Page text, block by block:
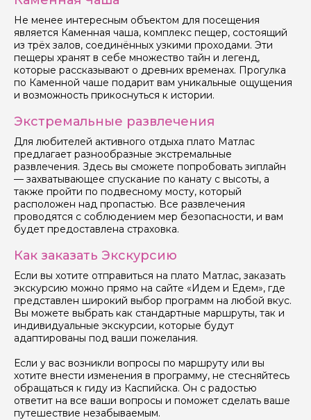
Не менее интересным объектом для посещения
является Каменная чаша, комплекс пещер, состоящий
из трёх залов, соединённых узкими проходами. Эти
пещеры хранят в себе множество тайн и легенд,
которые рассказывают о древних временах. Прогулка
по Каменной чаше подарит вам уникальные ощущения
и возможность прикоснуться к истории.
Экстремальные развлечения
Для любителей активного отдыха плато Матлас
предлагает разнообразные экстремальные
развлечения. Здесь вы сможете попробовать зиплайн
— захватывающее спускание по канату с высоты, а
также пройти по подвесному мосту, который
расположен над пропастью. Все развлечения
проводятся с соблюдением мер безопасности, и вам
будет предоставлена страховка.
Как заказать Экскурсию
Если вы хотите отправиться на плато Матлас, заказать
экскурсию можно прямо на сайте «Идем и Едем», где
представлен широкий выбор программ на любой вкус.
Вы можете выбрать как стандартные маршруты, так и
индивидуальные экскурсии, которые будут
адаптированы под ваши пожелания.
Если у вас возникли вопросы по маршруту или вы
хотите внести изменения в программу, не стесняйтесь
обращаться к гиду из Каспийска. Он с радостью
ответит на все ваши вопросы и поможет сделать ваше
путешествие незабываемым.
задать
Я даю своё согласие на обработку персональных
данных
Отправить